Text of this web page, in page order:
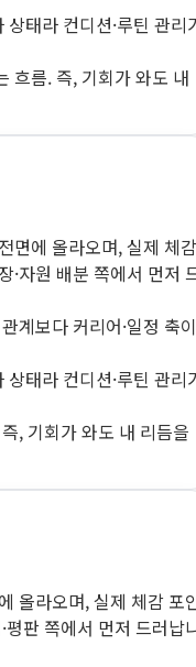
태라 컨디션·루틴 관리
흐름. 즉, 기회가 와도 내
면에 올라오며, 실제 체감
·자원 배분 쪽에서 먼저
계보다 커리어·일정 축이
태라 컨디션·루틴 관리
, 기회가 와도 내 리듬을
올라오며, 실제 체감 포
평판 쪽에서 먼저 드러납